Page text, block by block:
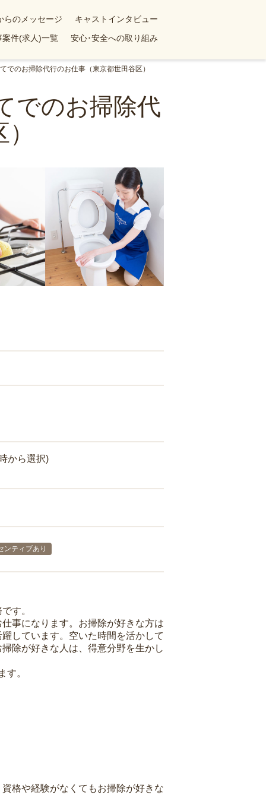
らのメッセージ
キャストインタビュー
案件(求人)一覧 安心･安全への取り組み
でのお掃除代行のお仕事（東京都世田谷区）
でのお掃除代
から選択)
ンティブあり
す。
事になります。お掃除が好きな方は
しています。空いた時間を活かして
除が好きな人は、得意分野を生かし
す。
格や経験がなくてもお掃除が好きな